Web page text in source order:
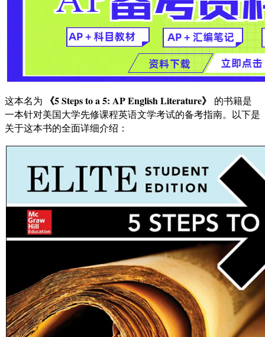
这本名为 《5 Steps to a 5: AP English Literature》
的书籍是
一本针对美国大学先修课程英语文学考试的备考指南。以下是
关于这本书的全面详细介绍：